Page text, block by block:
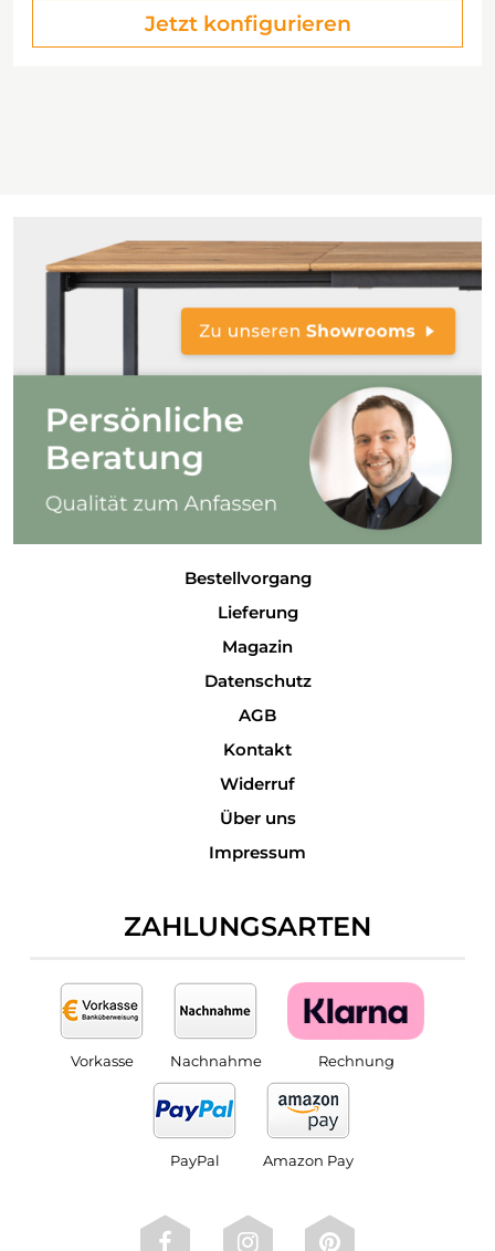
Jetzt konfigurieren
Bestellvorgang
Lieferung
Magazin
Datenschutz
AGB
Kontakt
Widerruf
Über uns
Impressum
ZAHLUNGSARTEN
Vorkasse Nachnahme Rechnung
PayPal Amazon Pay